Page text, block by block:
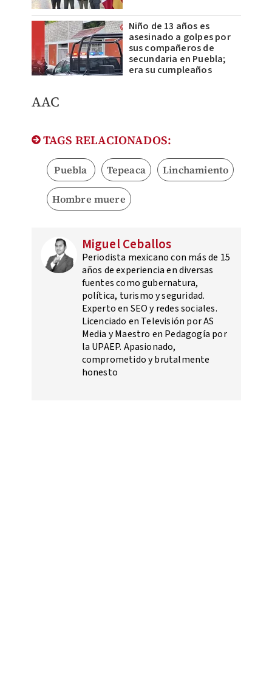
Niño de 13 años es
asesinado a golpes por
sus compañeros de
secundaria en Puebla;
era su cumpleaños
AAC
TAGS RELACIONADOS:
Puebla Tepeaca Linchamiento
Hombre muere
Miguel Ceballos
Periodista mexicano con más de 15
años de experiencia en diversas
fuentes como gubernatura,
política, turismo y seguridad.
Experto en SEO y redes sociales.
Licenciado en Televisión por AS
Media y Maestro en Pedagogía por
la UPAEP. Apasionado,
comprometido y brutalmente
honesto